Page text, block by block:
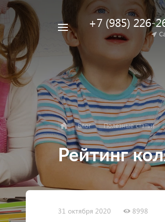
в каталоге
Найти
Например,
коляска
для
двойни
+7 (985) 226-
Блог Полезные статьи
Рейтинг
31 октября 2020 8998